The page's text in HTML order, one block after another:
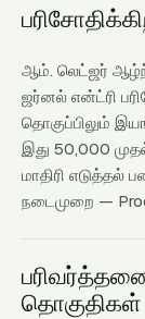
ஆம். லெட்ஜர்
ஜர்னல் என்ட்ரி
தொகுப்பிலும்
இது 50,000
மாதிரி எடுத்தல்
நடைமுறை —